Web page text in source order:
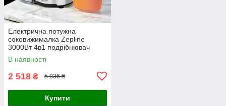
Електрична потужна
соковижималка Zepline
3000Вт 4в1 подрібнювач
скляна чаша відцентрові
соковижималки відцентрові
В наявності
2 518 ₴ 5 036 ₴
Купити